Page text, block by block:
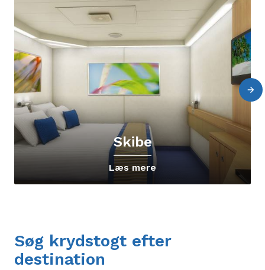
Skibe
Læs mere
Søg krydstogt efter
destination